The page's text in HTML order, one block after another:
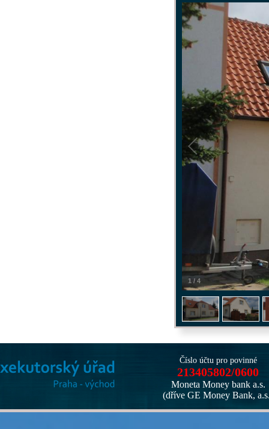
1 / 4
Číslo účtu pro povinné
213405802/0600
Moneta Money bank a.s.
(dříve GE Money Bank,